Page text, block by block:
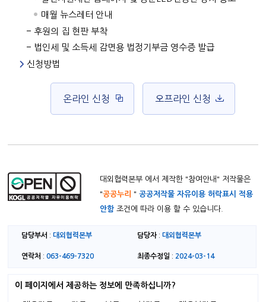
매월 뉴스레터 안내
후원의 집 현판 부착
법인세 및 소득세 감면용 법정기부금 영수증 발급
신청방법
온라인 신청 오프라인 신청
대외협력본부 에서 제작한 "참여안내 " 저작물은
"공공누리 "공공저작물 자유이용 허락표시 적용
안함조건에 따라 이용 할 수 있습니다.
담당부서 :대외협력본부 담당자: 대외협력본부
연락처 :063-469-7320 최종수정일 : 2024-03-14
이 페이지에서 제공하는 정보에 만족하십니까?